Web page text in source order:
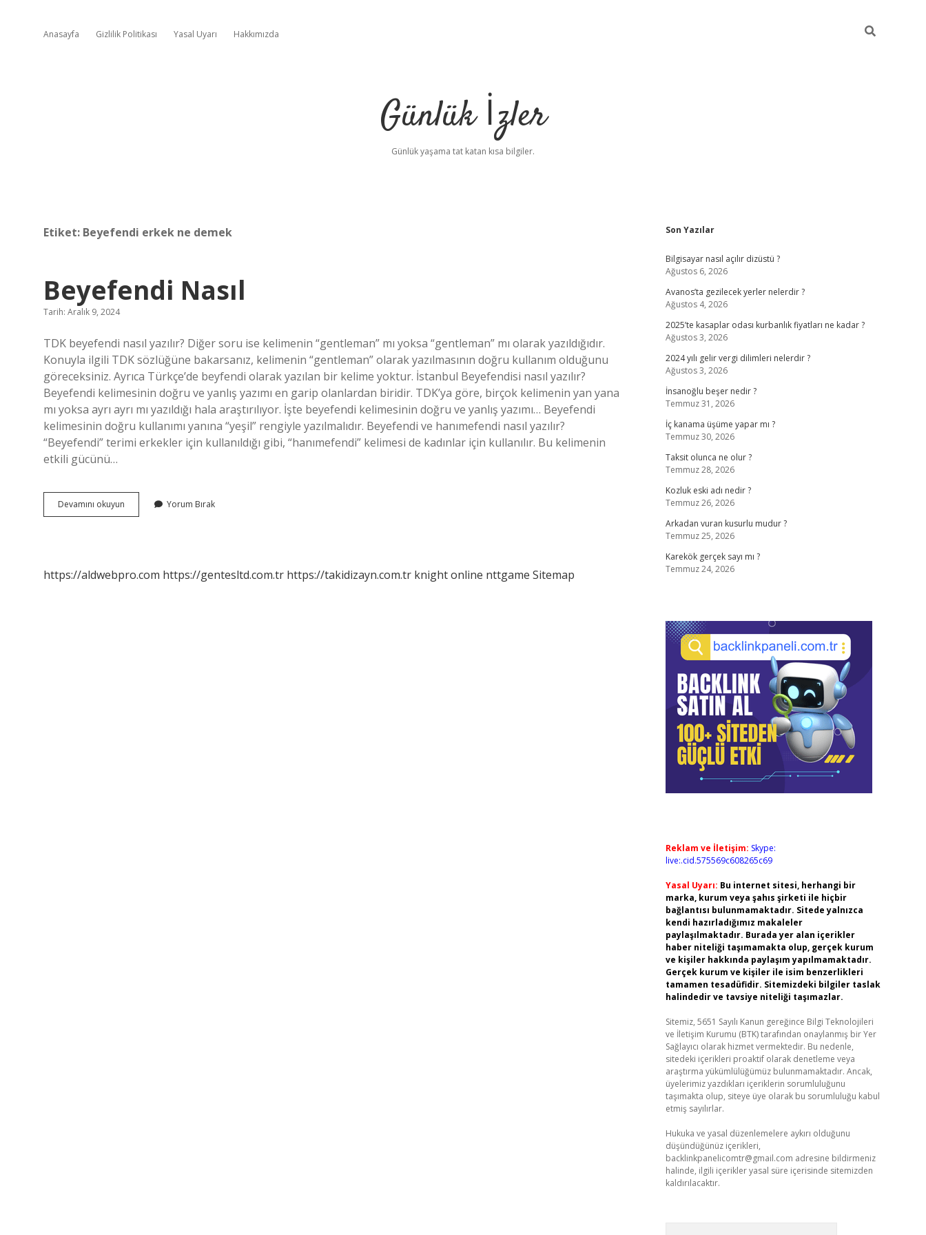
Anasayfa Gizlilik Politikası Yasal Uyarı Hakkımızda
Günlük İzler
Günlük yaşama tat katan kısa bilgiler.
Etiket: Beyefendi erkek ne demek
Beyefendi Nasıl
Tarih: Aralık 9, 2024
TDK beyefendi nasıl yazılır? Diğer soru ise kelimenin “gentleman” mı yoksa “gentleman” mı olarak yazıldığıdır.
Konuyla ilgili TDK sözlüğüne bakarsanız, kelimenin “gentleman” olarak yazılmasının doğru kullanım olduğunu
göreceksiniz. Ayrıca Türkçe’de beyfendi olarak yazılan bir kelime yoktur. İstanbul Beyefendisi nasıl yazılır?
Beyefendi kelimesinin doğru ve yanlış yazımı en garip olanlardan biridir. TDK’ya göre, birçok kelimenin yan yana
mı yoksa ayrı ayrı mı yazıldığı hala araştırılıyor. İşte beyefendi kelimesinin doğru ve yanlış yazımı… Beyefendi
kelimesinin doğru kullanımı yanına “yeşil” rengiyle yazılmalıdır. Beyefendi ve hanımefendi nasıl yazılır?
“Beyefendi” terimi erkekler için kullanıldığı gibi, “hanımefendi” kelimesi de kadınlar için kullanılır. Bu kelimenin
etkili gücünü…
Devamını okuyun Beyefendi
Nasıl
Yorum Bırak
https://aldwebpro.com https://gentesltd.com.tr https://takidizayn.com.tr knight online nttgame Sitemap
Sidebar
Son Yazılar
Bilgisayar nasıl açılır dizüstü ?
Ağustos 6, 2026
Avanos’ta gezilecek yerler nelerdir ?
Ağustos 4, 2026
2025’te kasaplar odası kurbanlık fiyatları ne kadar ?
Ağustos 3, 2026
2024 yılı gelir vergi dilimleri nelerdir ?
Ağustos 3, 2026
İnsanoğlu beşer nedir ?
Temmuz 31, 2026
İç kanama üşüme yapar mı ?
Temmuz 30, 2026
Taksit olunca ne olur ?
Temmuz 28, 2026
Kozluk eski adı nedir ?
Temmuz 26, 2026
Arkadan vuran kusurlu mudur ?
Temmuz 25, 2026
Karekök gerçek sayı mı ?
Temmuz 24, 2026
Reklam ve İletişim: Skype:
live:.cid.575569c608265c69
Yasal Uyarı: Bu internet sitesi, herhangi bir
marka, kurum veya şahıs şirketi ile hiçbir
bağlantısı bulunmamaktadır. Sitede yalnızca
kendi hazırladığımız makaleler
paylaşılmaktadır. Burada yer alan içerikler
haber niteliği taşımamakta olup, gerçek kurum
ve kişiler hakkında paylaşım yapılmamaktadır.
Gerçek kurum ve kişiler ile isim benzerlikleri
tamamen tesadüfidir. Sitemizdeki bilgiler taslak
halindedir ve tavsiye niteliği taşımazlar.
Sitemiz, 5651 Sayılı Kanun gereğince Bilgi Teknolojileri
ve İletişim Kurumu (BTK) tarafından onaylanmış bir Yer
Sağlayıcı olarak hizmet vermektedir. Bu nedenle,
sitedeki içerikleri proaktif olarak denetleme veya
araştırma yükümlülüğümüz bulunmamaktadır. Ancak,
üyelerimiz yazdıkları içeriklerin sorumluluğunu
taşımakta olup, siteye üye olarak bu sorumluluğu kabul
etmiş sayılırlar.
Hukuka ve yasal düzenlemelere aykırı olduğunu
düşündüğünüz içerikleri,
backlinkpanelicomtr@gmail.com adresine bildirmeniz
halinde, ilgili içerikler yasal süre içerisinde sitemizden
kaldırılacaktır.